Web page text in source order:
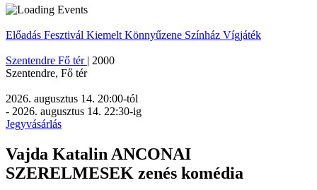
Előadás Fesztivál Kiemelt Könnyűzene Színház Vígjáték
Szentendre Fő tér | 2000
Szentendre, Fő tér
2026. augusztus 14. 20:00-tól
- 2026. augusztus 14. 22:30-ig
Jegyvásárlás
Vajda Katalin ANCONAI
SZERELMESEK zenés komédia